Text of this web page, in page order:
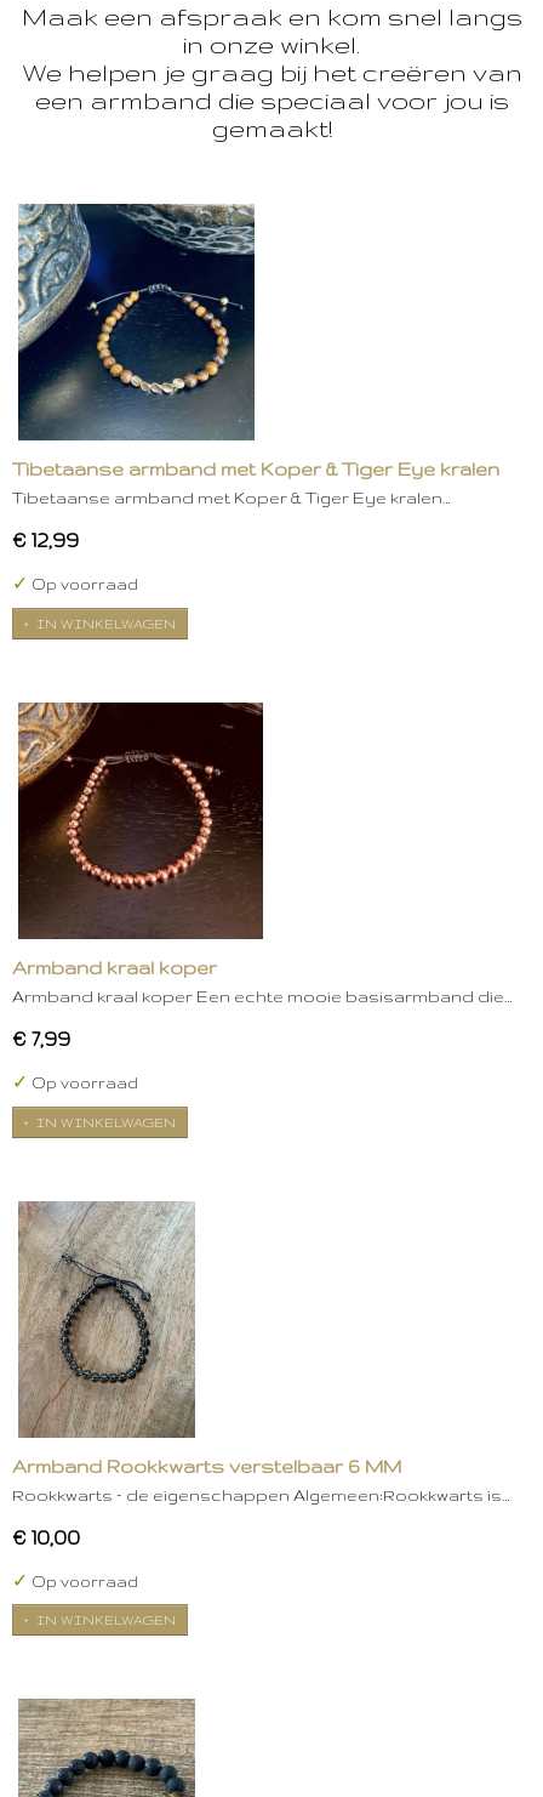
Maak een afspraak en kom snel langs
in onze winkel.
We helpen je graag bij het creëren van
een armband die speciaal voor jou is
gemaakt!
Tibetaanse armband met Koper & Tiger Eye kralen
Tibetaanse armband met Koper & Tiger Eye kralen…
€ 12,99
✓ Op voorraad
IN WINKELWAGEN
Armband kraal koper
Armband kraal koper Een echte mooie basisarmband die…
€ 7,99
✓ Op voorraad
IN WINKELWAGEN
Armband Rookkwarts verstelbaar 6 MM
Rookkwarts – de eigenschappen Algemeen:Rookkwarts is…
€ 10,00
✓ Op voorraad
IN WINKELWAGEN